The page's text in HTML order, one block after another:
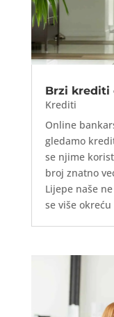
Brzi krediti
Krediti
Online
gledamo
se njime
broj znatno
Lijepe naše
se više